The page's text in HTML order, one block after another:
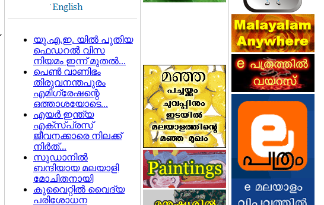
യു.എ.ഇ. യില്‍ പുതിയ
ഫെഡറല്‍ വിസ
നിയമം ഇന്ന് മുതല്‍...
പെണ്‍ വാണിഭം
തിരുവനന്തപുരം
എമിഗ്രേഷന്റെ
ഒത്താശയോടെ...
എയര്‍ ഇന്ത്യ
എക്സ്പ്രസ്
ജീവനക്കാരെ നിലക്ക്
നിര്‍ത്...
സുഡാനില്‍
ബന്ദിയായ മലയാളി
മോചിതനായി
കുവൈറ്റില്‍ വൈദ്യ
പരിശോധന